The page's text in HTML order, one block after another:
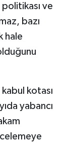
ve
bazı
hale
kotası
yabancı